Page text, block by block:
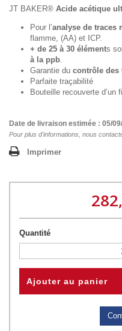
JT BAKER® Acide acétique
Pour l’analyse de traces
flamme, (AA) et ICP.
+ de 25 à 30 éléments
à la ppb.
Garantie du contrôle des
Parfaite traçabilité
Bouteille recouverte d’un
Date de livraison estimée : 05/
Pour plus d'informations, nous
Imprimer
Quantité
Ajouter au panier